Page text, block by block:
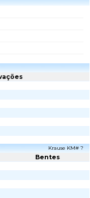
Krause KM# ?
Bentes